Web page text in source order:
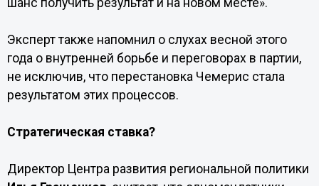
шанс получить результат и на новом месте».
Эксперт также напомнил о слухах весной этого
года о внутренней борьбе и переговорах в партии,
не исключив, что перестановка Чемерис стала
результатом этих процессов.
Стратегическая ставка?
Директор Центра развития региональной политики